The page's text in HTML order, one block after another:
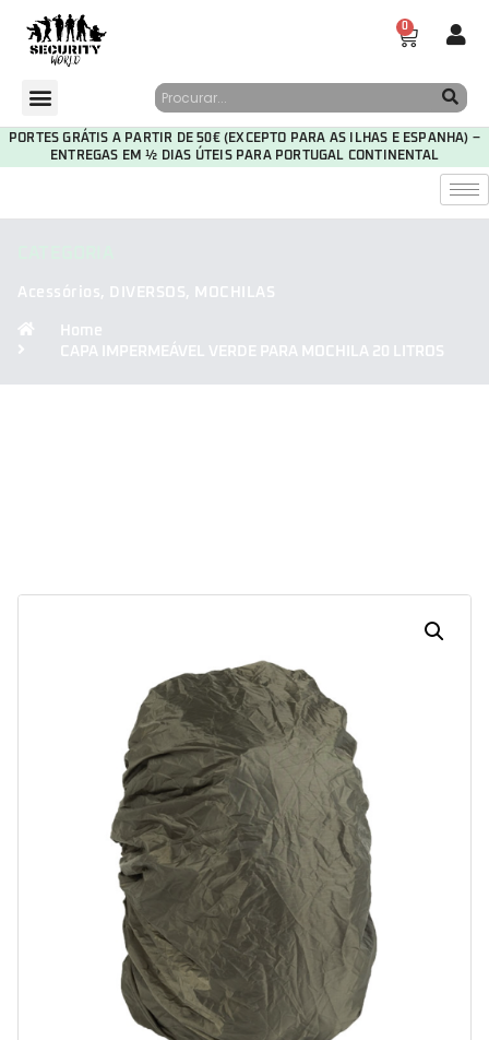
0
PORTES GRÁTIS A PARTIR DE 50€ (EXCEPTO PARA AS ILHAS E ESPANHA) –
ENTREGAS EM ½ DIAS ÚTEIS PARA PORTUGAL CONTINENTAL
Acessórios, DIVERSOS, MOCHILAS
Home
CAPA IMPERMEÁVEL VERDE PARA MOCHILA 20 LITROS